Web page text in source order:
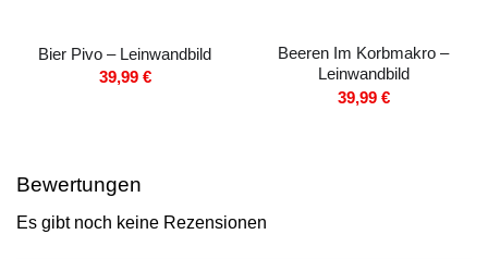
Bier Pivo – Leinwandbild
39,99 €
Beeren Im Korbmakro –
Leinwandbild
39,99 €
Bewertungen
Es gibt noch keine Rezensionen